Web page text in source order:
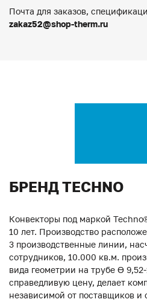
Почта для заказов,
zakaz52@shop-therm.ru
БРЕНД TECHNO
Конвекторы под маркой
10 лет. Производство
3 производственные линии,
сотрудников, 10.000 кв.м.
вида геометрии на трубе ϴ
справедливую цену, делает
независимой от поставщиков и